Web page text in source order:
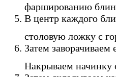
фаршированию
В центр каждого
столовую ложку с
Затем заворачиваем
Накрываем начинку